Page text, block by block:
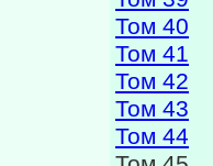
Том 40
Том 41
Том 42
Том 43
Том 44